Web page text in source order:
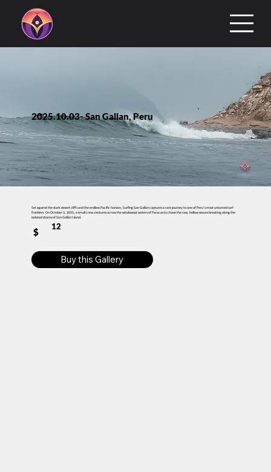
2025.10.03- San Gallan, Peru
Set against the stark desert cliffs and the endless Pacific horizon, Surfing San Gallán captures a rare journey to one of Peru’s most untamed surf
frontiers. On October 3, 2025, a small crew ventures across the windswept waters of Paracas to chase the raw, hollow waves breaking along the
isolated shores of San Gallán Island.
$
12
Buy this Gallery